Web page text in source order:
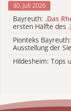
30. Juli 2026
Bayreuth: „Das
ersten Hälfte des „
Pionteks Bayreuth:
Ausstellung der
Hildesheim: Tops